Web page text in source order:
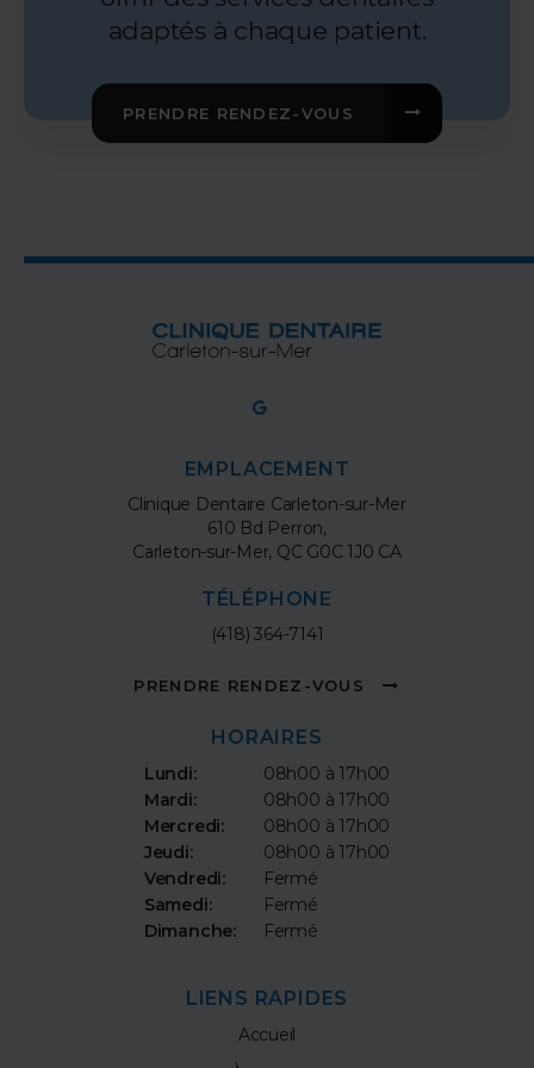
adaptés à chaque patient.
PRENDRE RENDEZ-VOUS
EMPLACEMENT
Clinique Dentaire Carleton-sur-Mer
610 Bd Perron
Carleton-sur-Mer QC G0C 1J0 CA
TÉLÉPHONE
(418) 364-7141
PRENDRE RENDEZ-VOUS
HORAIRES
Lundi:
08h00 à 17h00
Mardi:
08h00 à 17h00
Mercredi:
08h00 à 17h00
Jeudi:
08h00 à 17h00
Vendredi:
Fermé
Samedi:
Fermé
Dimanche:
Fermé
LIENS RAPIDES
Accueil